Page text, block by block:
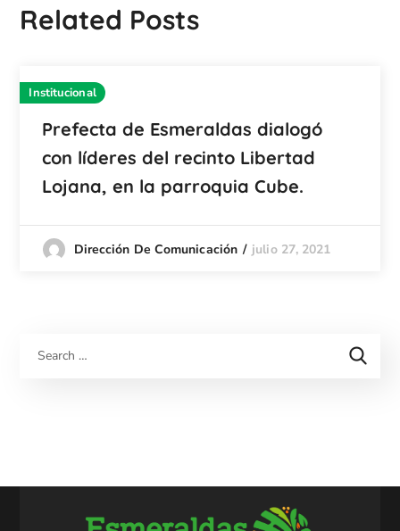
Related Posts
Institucional
Prefecta de Esmeraldas dialogó
con líderes del recinto Libertad
Lojana, en la parroquia Cube.
Dirección De Comunicación julio 27, 2021